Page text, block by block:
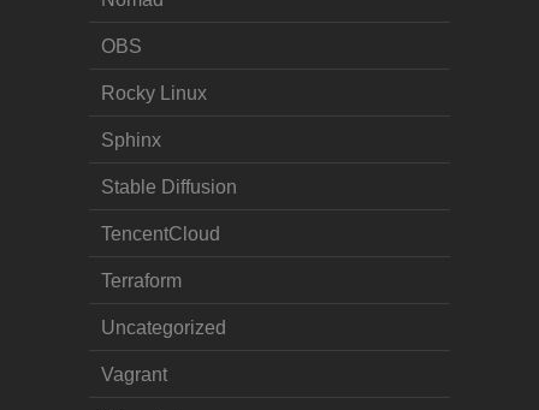
OBS
Rocky Linux
Sphinx
Stable Diffusion
TencentCloud
Terraform
Uncategorized
Vagrant